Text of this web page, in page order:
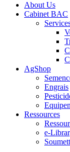
About Us
Cabinet BAC
AgShop
Engrais
Ressources
e-